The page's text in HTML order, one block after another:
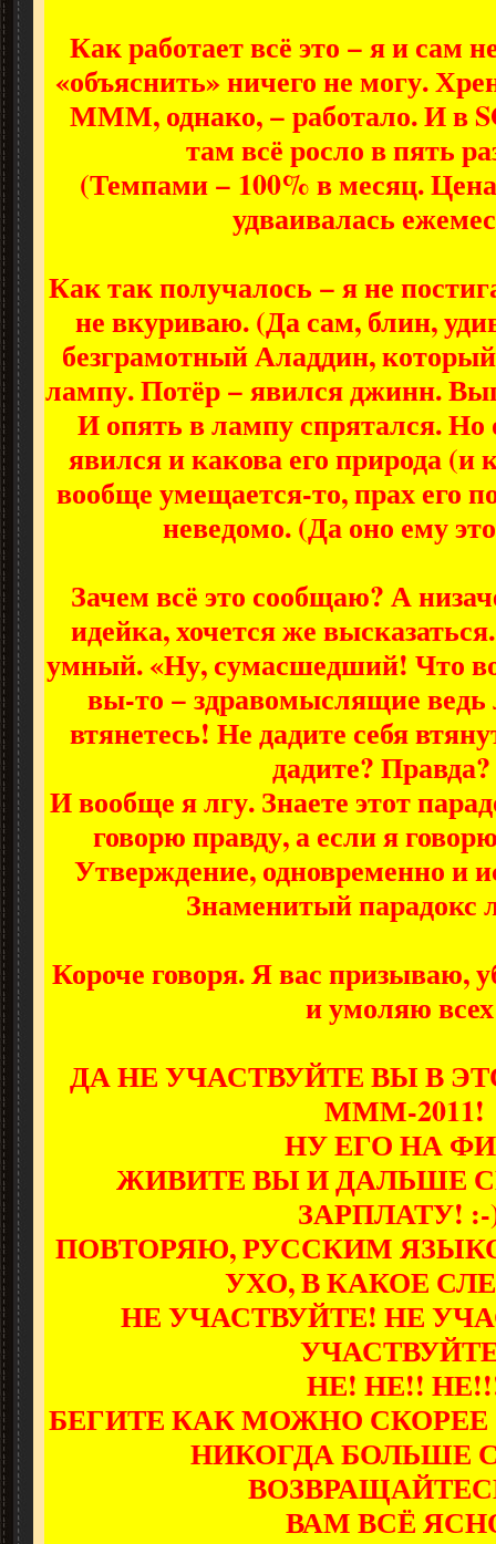
Как работает всё это − я и сам
«объяснить» ничего не могу.
МММ, однако, − работало. И в
там всё росло в пять
(Темпами − 100% в месяц.
удваивалась
Как так получалось − я не
не вкуриваю. (Да сам, блин,
безграмотный Аладдин,
лампу. Потёр − явился джинн.
И опять в лампу спрятался. Но
явился и какова его природа (и
вообще умещается-то, прах его
неведомо. (Да оно ему
Зачем всё это сообщаю? А
идейка, хочется же
умный. «Ну, сумасшедший! Что
вы-то − здравомыслящие
втянетесь! Не дадите себя
дадите?
И вообще я лгу. Знаете этот
говорю правду, а если я
Утверждение, одновременно и
Знаменитый парадокс
Короче говоря. Я вас призываю,
и умоляю
ДА НЕ УЧАСТВУЙТЕ ВЫ В
МММ-2011!
НУ ЕГО НА
ЖИВИТЕ ВЫ И ДАЛЬШЕ
ЗАРПЛАТУ! :-
ПОВТОРЯЮ, РУССКИМ
УХО, В КАКОЕ
НЕ УЧАСТВУЙТЕ! НЕ
НЕ! НЕ!!
БЕГИТЕ КАК МОЖНО СКОРЕЕ
НИКОГДА БОЛЬШЕ
ВАМ ВСЁ